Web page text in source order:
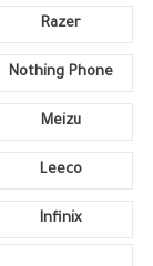
Razer
Nothing Phone
Meizu
Leeco
Infinix